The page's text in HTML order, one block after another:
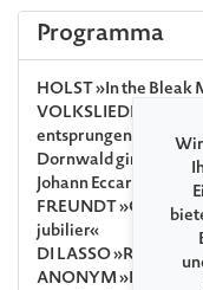
Programma
HOLST»In the Bleak
VOLKSLIEDER
entsprungen« ·
Dornwald ging« ·
Johann Eccard/
FREUNDT»Gaude,
jubilier«
DI LASSO»Resonet
ANONYM»Nuevas,